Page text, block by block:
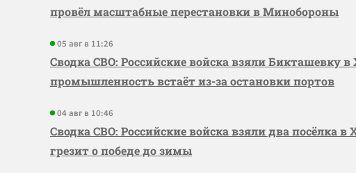
провёл масштабные перестановки в Минобороны
05 авг в 11:26
Сводка СВО: Российские войска взяли Бикташевку
промышленность встаёт из-за остановки портов
04 авг в 10:46
Сводка СВО: Российские войска взяли два посёлка в
грезит о победе до зимы